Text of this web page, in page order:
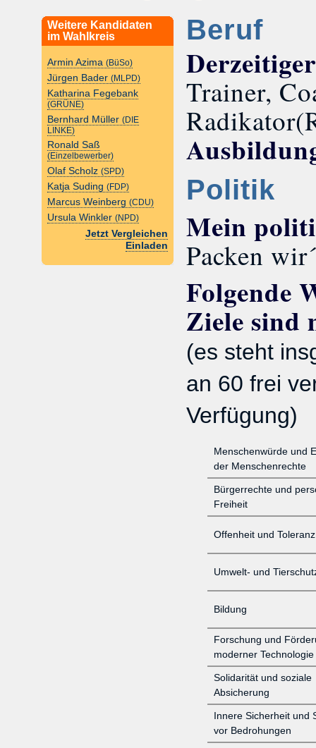
Weitere Kandidaten
im Wahlkreis
Armin Azima (BüSo)
Jürgen Bader (MLPD)
Katharina Fegebank
(GRÜNE)
Bernhard Müller (DIE
LINKE)
Ronald Saß
(Einzelbewerber)
Olaf Scholz (SPD)
Katja Suding (FDP)
Marcus Weinberg (CDU)
Ursula Winkler (NPD)
Jetzt Vergleichen
Einladen
Beruf
Trainer,
Politik
Mein
Packen
Folgende
Ziele sind
(es steht
an 60 frei
Verfügung)
Menschenwürde und
der Menschenrechte
Bürgerrechte und
Freiheit
Offenheit und Toleranz
Umwelt- und
Bildung
Forschung und
moderner Technologie
Solidarität und soziale
Absicherung
Innere Sicherheit und
vor Bedrohungen